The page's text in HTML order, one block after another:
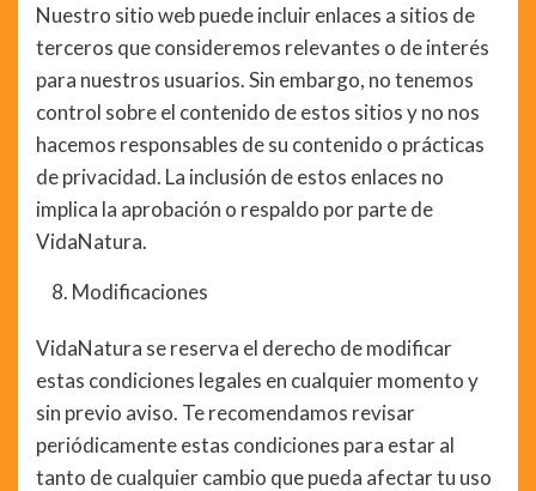
Nuestro sitio web puede incluir enlaces a sitios de
terceros que consideremos relevantes o de interés
para nuestros usuarios. Sin embargo, no tenemos
control sobre el contenido de estos sitios y no nos
hacemos responsables de su contenido o prácticas
de privacidad. La inclusión de estos enlaces no
implica la aprobación o respaldo por parte de
VidaNatura.
Modificaciones
VidaNatura se reserva el derecho de modificar
estas condiciones legales en cualquier momento y
sin previo aviso. Te recomendamos revisar
periódicamente estas condiciones para estar al
tanto de cualquier cambio que pueda afectar tu uso